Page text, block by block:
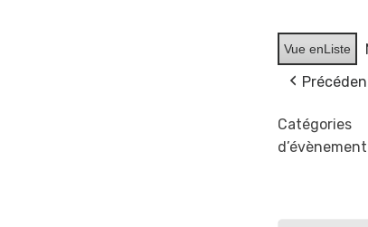
Vue enListe
Catégories
d’évènement